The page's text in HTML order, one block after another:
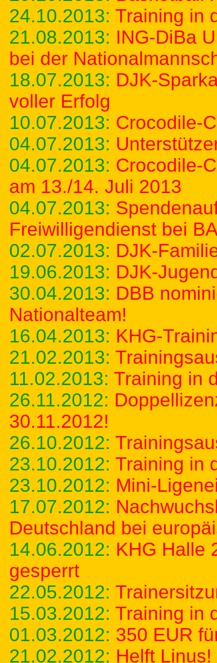
24.10.2013: Training in
21.08.2013: ING-DiBa
bei der
18.07.2013: DJK-
voller Erfolg
10.07.2013: Crocodile-
04.07.2013:
04.07.2013: Crocodile-
am 13./14. Juli 2013
04.07.2013:
Freiwilligendienst bei
02.07.2013: DJK-
19.06.2013: DJK-
30.04.2013: DBB
Nationalteam!
16.04.2013: KHG-
21.02.2013:
11.02.2013: Training in
26.11.2012:
30.11.2012!
26.10.2012:
23.10.2012: Training in
23.10.2012: Mini-
17.07.2012:
Deutschland bei
14.06.2012: KHG Halle
gesperrt
22.05.2012:
15.03.2012: Training in
01.03.2012: 350 EUR
21.02.2012: Helft Linus!